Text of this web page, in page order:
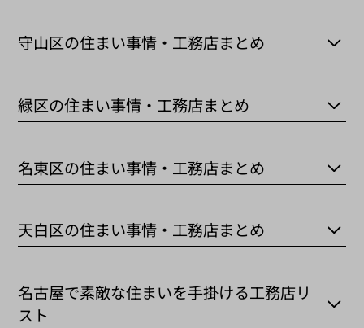
守山区の住まい事情・工務店まとめ
緑区の住まい事情・工務店まとめ
名東区の住まい事情・工務店まとめ
天白区の住まい事情・工務店まとめ
名古屋で素敵な住まいを手掛ける工務店リ
スト